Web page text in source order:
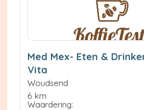
Med Mex- Eten &
Vita
Woudsend
6 km
Waardering: